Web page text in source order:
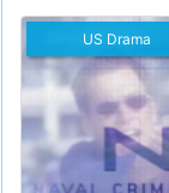
US Drama